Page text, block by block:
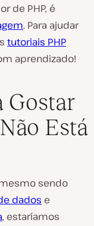
de PHP, é
. Para ajudar
tutoriais PHP
aprendizado!
Gostar
Está
mesmo sendo
dados e
, estaríamos